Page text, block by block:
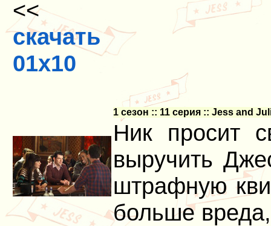
<<
скачать
01x10
1 сезон :: 11 серия :: Jess and
Ник просит
выручить
штрафную
больше